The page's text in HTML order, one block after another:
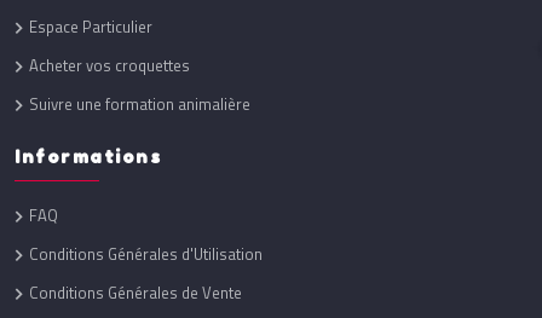
Espace Particulier
Acheter vos croquettes
Suivre une formation animalière
Informations
FAQ
Conditions Générales d'Utilisation
Conditions Générales de Vente